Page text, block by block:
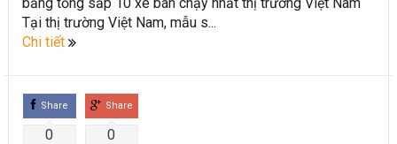
Tại thị trường Việt Nam, mẫu s...
Chi tiết
Share
0
Share
0